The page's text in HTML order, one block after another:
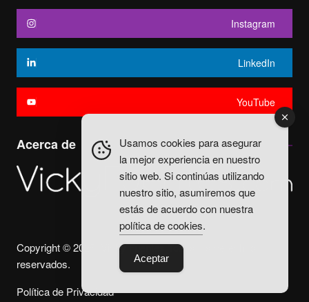
Instagram
LinkedIn
YouTube
Acerca de
Copyright © 2025. Vicky Fuentes Todos los derechos
reservados.
Política de Privacidad
Usamos cookies para asegurar
la mejor experiencia en nuestro
sitio web. Si continúas utilizando
nuestro sitio, asumiremos que
estás de acuerdo con nuestra
política de cookies.
Aceptar